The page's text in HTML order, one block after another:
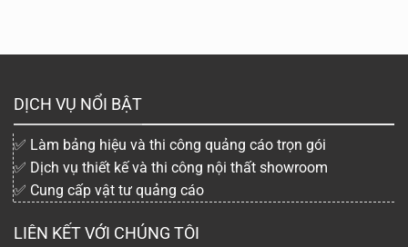
DỊCH VỤ NỔI BẬT
✅ Làm bảng hiệu và thi công quảng cáo trọn gói
✅ Dịch vụ thiết kế và thi công nội thất showroom
✅ Cung cấp vật tư quảng cáo
LIÊN KẾT VỚI CHÚNG TÔI